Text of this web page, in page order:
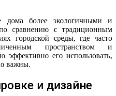
дома более экологичными и
сравнению с традиционным
городской среды, где часто
пространством и
эффективно его использовать,
важны.
и дизайне